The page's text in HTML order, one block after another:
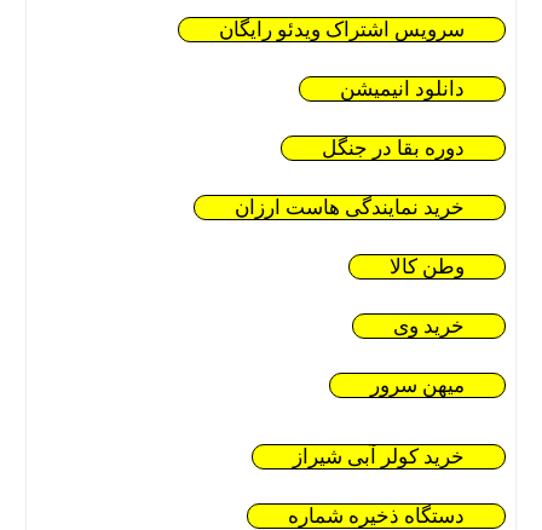
سرویس اشتراک ویدئو رایگان
دانلود انیمیشن
دوره بقا در جنگل
خرید نمایندگی هاست ارزان
وطن کالا
خرید وی
میهن سرور
خرید کولر آبی شیراز
دستگاه ذخیره شماره